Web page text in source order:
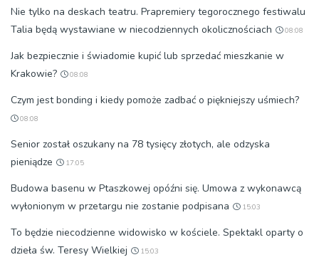
Nie tylko na deskach teatru. Prapremiery tegorocznego festiwalu
Talia będą wystawiane w niecodziennych okolicznościach
08:08
Jak bezpiecznie i świadomie kupić lub sprzedać mieszkanie w
Krakowie?
08:08
Czym jest bonding i kiedy pomoże zadbać o piękniejszy uśmiech?
08:08
Senior został oszukany na 78 tysięcy złotych, ale odzyska
pieniądze
17:05
Budowa basenu w Ptaszkowej opóźni się. Umowa z wykonawcą
wyłonionym w przetargu nie zostanie podpisana
15:03
To będzie niecodzienne widowisko w kościele. Spektakl oparty o
dzieła św. Teresy Wielkiej
15:03